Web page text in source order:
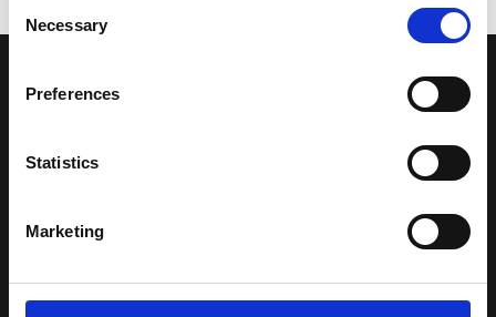
Selection
Necessary
Preferences
Statistics
Marketing
LA NOSTRA MISSION
Una comunità di appassionati della cultura tibetana che hanno
avuto modo di viaggiare e conoscere questa meravigliosa regione.
paesaggi e la sua gente è capace di riempire il cuore.